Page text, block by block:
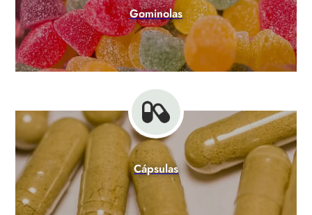
Gominolas
Cápsulas